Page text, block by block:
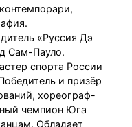
«Руссия Дэ
Сам-Пауло.
спорта России
и призёр
хореограф-
чемпион Юга
Обладает